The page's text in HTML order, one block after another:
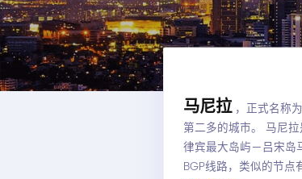
马尼拉 ，正式名称
第二多的城市。 马尼
律宾最大岛屿－吕宋
BGP线路，类似的节点